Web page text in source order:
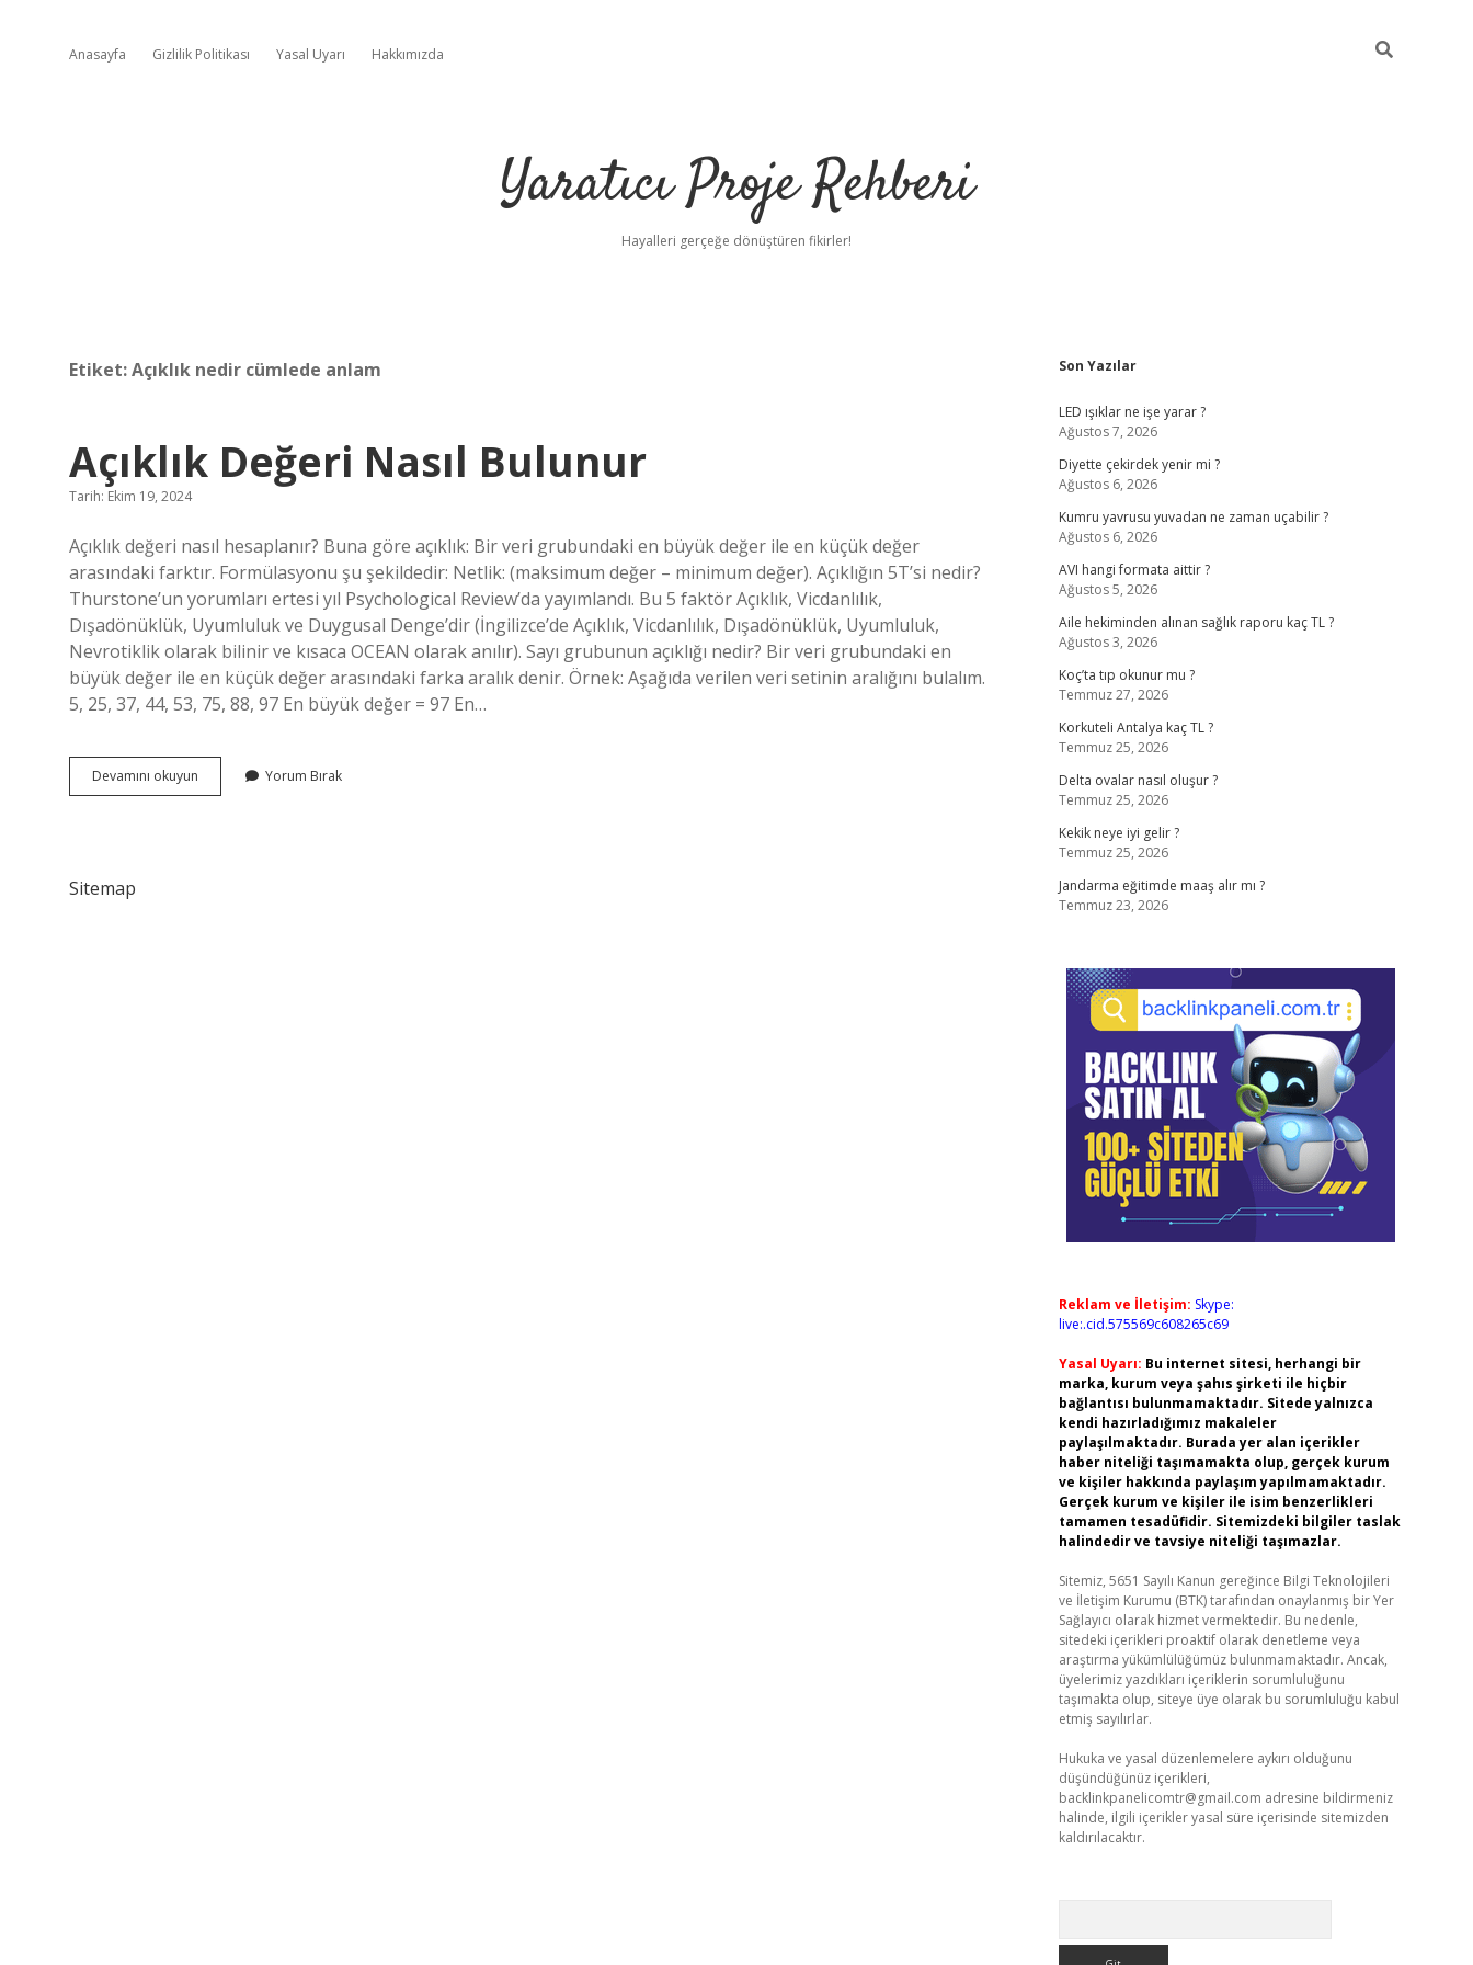
Anasayfa Gizlilik Politikası Yasal Uyarı Hakkımızda
Yaratıcı Proje Rehberi
Hayalleri gerçeğe dönüştüren fikirler!
Etiket:Açıklık nedir cümlede anlam
Açıklık Değeri Nasıl Bulunur
Tarih: Ekim 19, 2024
Açıklık değeri nasıl hesaplanır? Buna göre açıklık: Bir veri grubundaki en büyük değer ile en küçük değer
arasındaki farktır. Formülasyonu şu şekildedir: Netlik: (maksimum değer – minimum değer). Açıklığın 5T’si nedir?
Thurstone’un yorumları ertesi yıl Psychological Review’da yayımlandı. Bu 5 faktör Açıklık, Vicdanlılık,
Dışadönüklük, Uyumluluk ve Duygusal Denge’dir (İngilizce’de Açıklık, Vicdanlılık, Dışadönüklük, Uyumluluk,
Nevrotiklik olarak bilinir ve kısaca OCEAN olarak anılır). Sayı grubunun açıklığı nedir? Bir veri grubundaki en
büyük değer ile en küçük değer arasındaki farka aralık denir. Örnek: Aşağıda verilen veri setinin aralığını bulalım.
5, 25, 37, 44, 53, 75, 88, 97 En büyük değer = 97 En…
Devamını okuyun
Değeri
Yorum Bırak
Sitemap
Sidebar
Son Yazılar
LED ışıklar ne işe yarar ?
Ağustos 7, 2026
Diyette çekirdek yenir mi ?
Ağustos 6, 2026
Kumru yavrusu yuvadan ne zaman uçabilir ?
Ağustos 6, 2026
AVI hangi formata aittir ?
Ağustos 5, 2026
Aile hekiminden alınan sağlık raporu kaç TL ?
Ağustos 3, 2026
Koç’ta tıp okunur mu ?
Temmuz 27, 2026
Korkuteli Antalya kaç TL ?
Temmuz 25, 2026
Delta ovalar nasıl oluşur ?
Temmuz 25, 2026
Kekik neye iyi gelir ?
Temmuz 25, 2026
Jandarma eğitimde maaş alır mı ?
Temmuz 23, 2026
Reklam ve İletişim: Skype:
live:.cid.575569c608265c69
Yasal Uyarı: Bu internet sitesi, herhangi bir
marka, kurum veya şahıs şirketi ile hiçbir
bağlantısı bulunmamaktadır. Sitede yalnızca
kendi hazırladığımız makaleler
paylaşılmaktadır. Burada yer alan içerikler
haber niteliği taşımamakta olup, gerçek kurum
ve kişiler hakkında paylaşım yapılmamaktadır.
Gerçek kurum ve kişiler ile isim benzerlikleri
tamamen tesadüfidir. Sitemizdeki bilgiler taslak
halindedir ve tavsiye niteliği taşımazlar.
Sitemiz, 5651 Sayılı Kanun gereğince Bilgi Teknolojileri
ve İletişim Kurumu (BTK) tarafından onaylanmış bir Yer
Sağlayıcı olarak hizmet vermektedir. Bu nedenle,
sitedeki içerikleri proaktif olarak denetleme veya
araştırma yükümlülüğümüz bulunmamaktadır. Ancak,
üyelerimiz yazdıkları içeriklerin sorumluluğunu
taşımakta olup, siteye üye olarak bu sorumluluğu kabul
etmiş sayılırlar.
Hukuka ve yasal düzenlemelere aykırı olduğunu
düşündüğünüz içerikleri,
backlinkpanelicomtr@gmail.com adresine bildirmeniz
halinde, ilgili içerikler yasal süre içerisinde sitemizden
kaldırılacaktır.